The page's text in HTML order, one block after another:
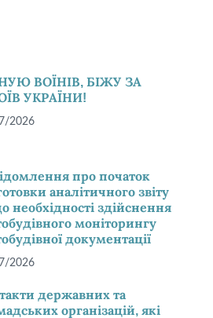
ВОЇНІВ, БІЖУ ЗА
УКРАЇНИ!
2026
про початок
аналітичного звіту
необхідності здійснення
моніторингу
документації
2026
державних та
організацій, які